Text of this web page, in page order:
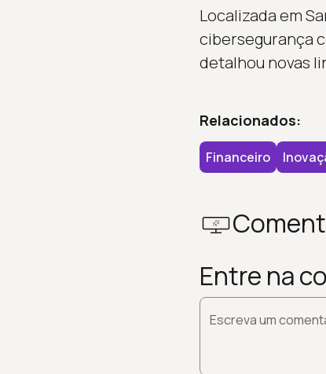
Localizada em
cibersegurança
detalhou novas
Relacionados:
Financeiro
Entre na
Escreva um